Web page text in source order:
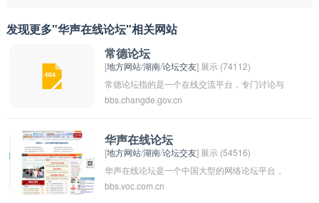
发现更多"华声在线论坛"相关网站
常德论坛
[地方网站/湖南/论坛交友] 展示 (74112)
常德论坛指的是一个在线交流平台，专门讨论与
常德市相关的话题和信息。这类论坛通常是为了
食、旅游景点、生活资讯等内容。常德市位于湖
南省，是一个历史悠久、文化灿烂的城市，常德
论坛可以帮助人们了解该地区的风土人情，促进
沟通和交流。
bbs.changde.gov.cn
华声在线论坛
[地方网站/湖南/论坛交友] 展示 (54516)
华声在线论坛是一个中国大型的网络论坛平台，
成立于2007年，旨在为用户提供一个自由讨论的
bbs.voc.com.cn